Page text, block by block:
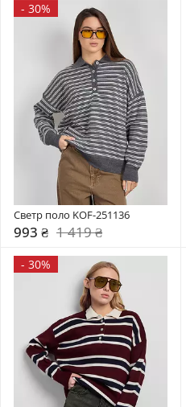
- 30%
Светр поло KOF-251136
993 ₴ 1 419 ₴
- 30%